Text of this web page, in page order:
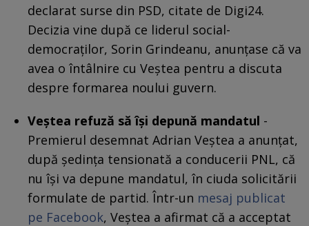
declarat surse din PSD, citate de Digi24.
Decizia vine după ce liderul social-
democraților, Sorin Grindeanu, anunțase că va
avea o întâlnire cu Veștea pentru a discuta
despre formarea noului guvern.
Veștea refuză să își depună mandatul -
Premierul desemnat Adrian Veștea a anunțat,
după ședința tensionată a conducerii PNL, că
nu își va depune mandatul, în ciuda solicitării
formulate de partid. Într-un mesaj publicat
pe Facebook, Veștea a afirmat că a acceptat